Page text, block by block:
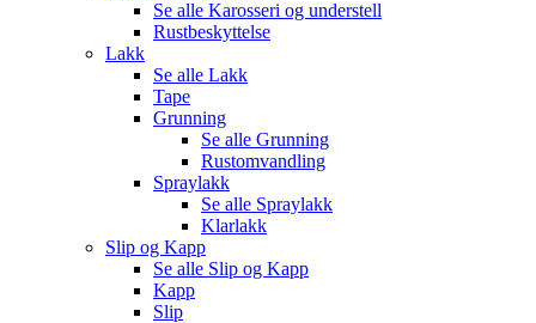
Se alle Karosseri og understell
Rustbeskyttelse
Lakk
Se alle Lakk
Tape
Grunning
Se alle Grunning
Rustomvandling
Spraylakk
Se alle Spraylakk
Klarlakk
Slip og Kapp
Se alle Slip og Kapp
Kapp
Slip